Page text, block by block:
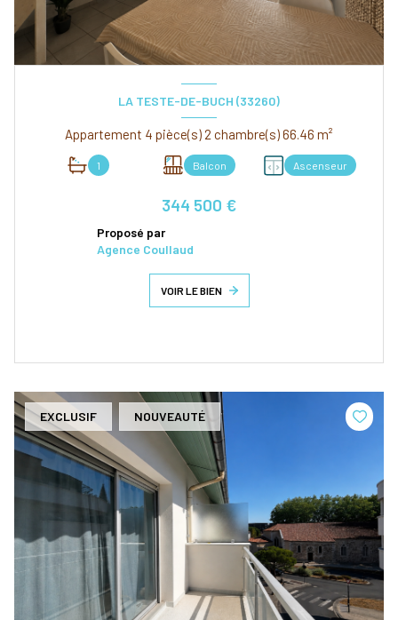
LA TESTE-DE-BUCH (33260)
Appartement 4 pièce(s) 2 chambre(s) 66.46 m²
1 Balcon Ascenseur
344 500 €
Proposé par
Agence Coullaud
VOIR LE BIEN
EXCLUSIF NOUVEAUTÉ